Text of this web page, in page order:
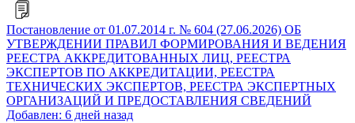
Постановление от 01.07.2014 г. № 604 (27.06.2026) ОБ
УТВЕРЖДЕНИИ ПРАВИЛ ФОРМИРОВАНИЯ И ВЕДЕНИЯ
РЕЕСТРА АККРЕДИТОВАННЫХ ЛИЦ, РЕЕСТРА
ЭКСПЕРТОВ ПО АККРЕДИТАЦИИ, РЕЕСТРА
ТЕХНИЧЕСКИХ ЭКСПЕРТОВ, РЕЕСТРА ЭКСПЕРТНЫХ
ОРГАНИЗАЦИЙ И ПРЕДОСТАВЛЕНИЯ СВЕДЕНИЙ
Добавлен: 6 дней назад